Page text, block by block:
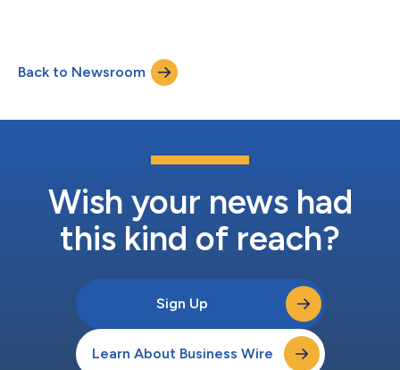
erősíti a Libra by Wolters Kluwer európai jelenlétét. A Libra by
Wolters Kluwer egyetlen, integrált munkakörnyezetben ötvözi a
Back to Newsroom
Wish your news had
this kind of reach?
Sign Up
Learn About Business Wire